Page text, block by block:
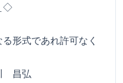
◇
形式であれ許可なく
昌弘